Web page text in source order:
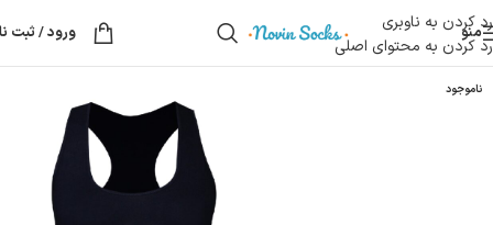
رد کردن به ناوبری
رد کردن به محتوای اصلی
منو ورود / ثبت
ناموجود